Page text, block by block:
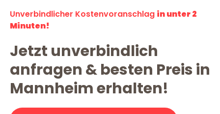
Unverbindlicher Kostenvoranschlag in unter 2
Minuten!
Jetzt unverbindlich
anfragen & besten Preis in
Mannheim erhalten!